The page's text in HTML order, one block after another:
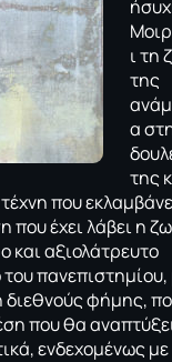
ι τη
της
α
της
που
που έχει λάβει η
και αξιολάτρευτο
διεθνούς φήμης,
που θα
ενδεχομένως με